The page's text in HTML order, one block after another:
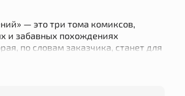
— это три тома комиксов,
и забавных похождениях
по словам заказчика, станет для
таинственного убийства в
в которых можно сорвать